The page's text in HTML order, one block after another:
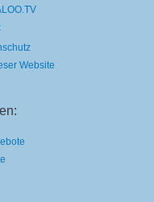
Website